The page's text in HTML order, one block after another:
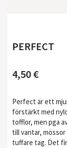
PERFECT
4,50 €
Perfect är ett
förstärkt med
tofflor, men pga
till vantar,
tuffare tag. Det